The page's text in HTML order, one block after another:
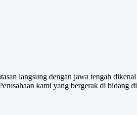
langsung dengan jawa tengah
kami yang bergerak di